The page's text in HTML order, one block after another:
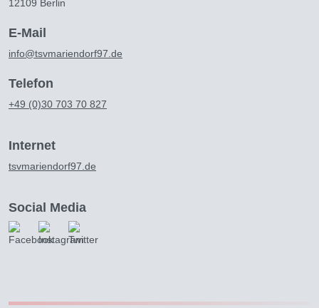
12109 Berlin
E-Mail
info@tsvmariendorf97.de
Telefon
+49 (0)30 703 70 827
Internet
tsvmariendorf97.de
Social Media